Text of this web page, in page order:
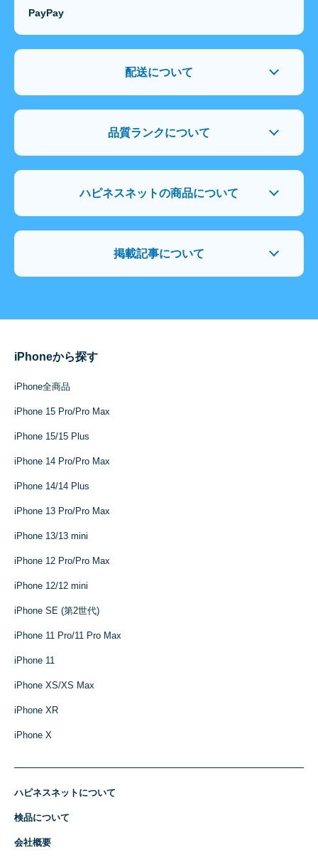
PayPay
配送について
品質ランクについて
ハピネスネットの商品について
掲載記事について
iPhoneから探す
iPhone全商品
iPhone 15 Pro/Pro Max
iPhone 15/15 Plus
iPhone 14 Pro/Pro Max
iPhone 14/14 Plus
iPhone 13 Pro/Pro Max
iPhone 13/13 mini
iPhone 12 Pro/Pro Max
iPhone 12/12 mini
iPhone SE (第2世代)
iPhone 11 Pro/11 Pro Max
iPhone 11
iPhone XS/XS Max
iPhone XR
iPhone X
ハピネスネットについて
検品について
会社概要